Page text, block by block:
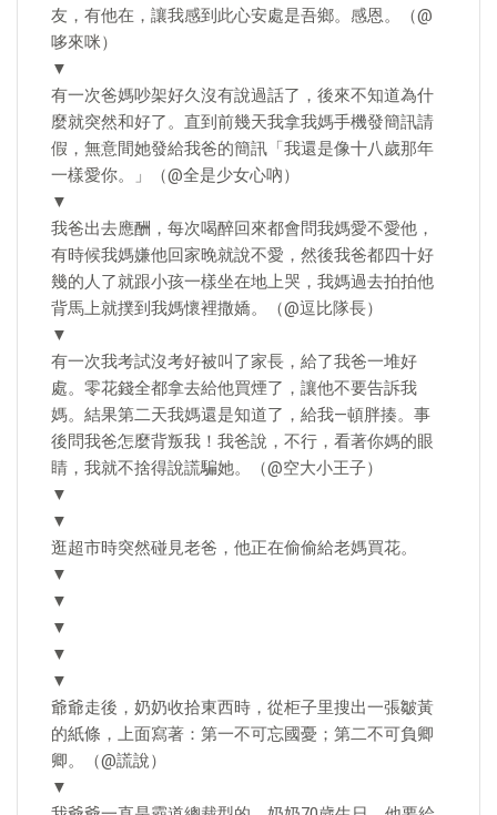
友，有他在，讓我感到此心安處是吾鄉。感恩。（@
哆來咪）
▼
有一次爸媽吵架好久沒有說過話了，後來不知道為什
麼就突然和好了。直到前幾天我拿我媽手機發簡訊請
假，無意間她發給我爸的簡訊「我還是像十八歲那年
一樣愛你。」（@全是少女心吶）
▼
我爸出去應酬，每次喝醉回來都會問我媽愛不愛他，
有時候我媽嫌他回家晚就說不愛，然後我爸都四十好
幾的人了就跟小孩一樣坐在地上哭，我媽過去拍拍他
背馬上就撲到我媽懷裡撒嬌。（@逗比隊長）
▼
有一次我考試沒考好被叫了家長，給了我爸一堆好
處。零花錢全都拿去給他買煙了，讓他不要告訴我
媽。結果第二天我媽還是知道了，給我—頓胖揍。事
後問我爸怎麼背叛我！我爸說，不行，看著你媽的眼
睛，我就不捨得說謊騙她。（@空大小王子）
▼
▼
逛超市時突然碰見老爸，他正在偷偷給老媽買花。
▼
▼
▼
▼
▼
爺爺走後，奶奶收拾東西時，從柜子里搜出一張皺黃
的紙條，上面寫著：第一不可忘國憂；第二不可負卿
卿。（@謊說）
▼